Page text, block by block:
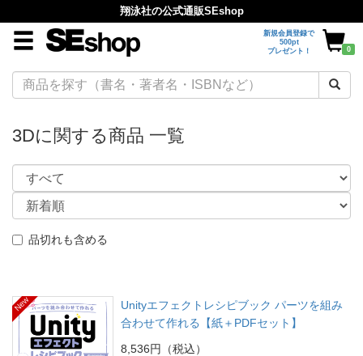
翔泳社の公式通販SEshop
新規会員登録で
500pt
プレゼント！
0
3Dに関する商品 一覧
品切れも含める
New
Unityエフェクトレシピブック パーツを組み
合わせて作れる【紙＋PDFセット】
8,536円（税込）